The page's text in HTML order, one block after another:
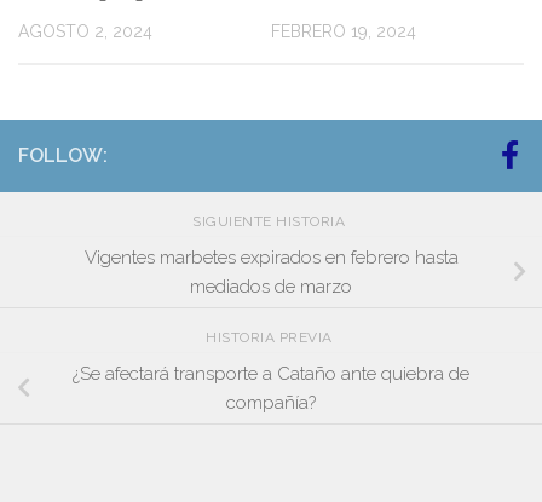
AGOSTO 2, 2024 FEBRERO 19, 2024
FOLLOW:
SIGUIENTE HISTORIA
Vigentes marbetes expirados en febrero hasta
mediados de marzo
HISTORIA PREVIA
¿Se afectará transporte a Cataño ante quiebra de
compañía?